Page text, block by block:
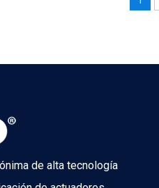
de alta tecnología